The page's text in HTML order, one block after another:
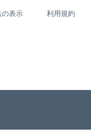
の表示 利用規約